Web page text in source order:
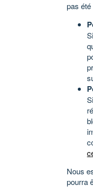
pas
Nous
pourra